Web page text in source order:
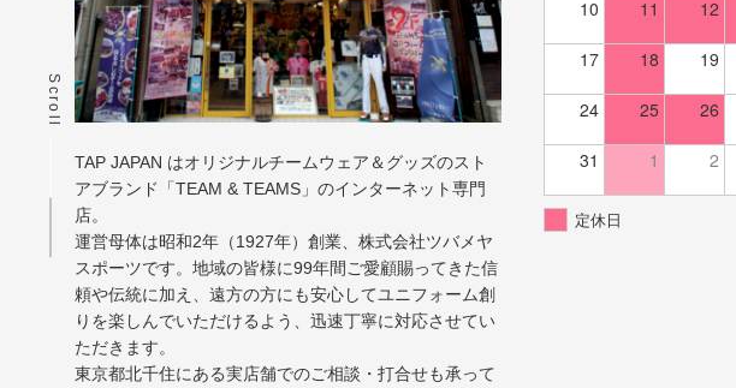
Scroll
TAP JAPAN はオリジナルチームウェア＆グッズのスト
アブランド「TEAM & TEAMS」のインターネット専門
店。
運営母体は昭和2年（1927年）創業、株式会社ツバメヤ
スポーツです。地域の皆様に99年間ご愛顧賜ってきた信
頼や伝統に加え、遠方の方にも安心してユニフォーム創
りを楽しんでいただけるよう、迅速丁寧に対応させてい
ただきます。
東京都北千住にある実店舗でのご相談・打合せも承って
10 11 12
17 18 19
24 25 26
31 1 2
定休日